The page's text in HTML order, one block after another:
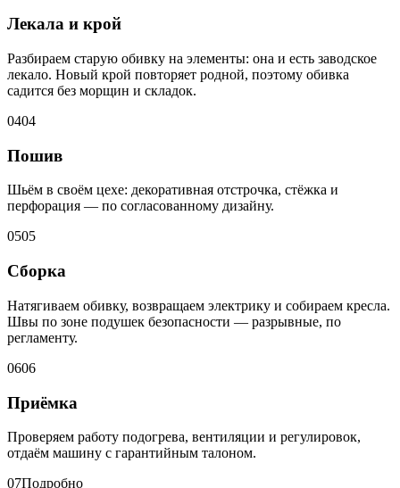
Лекала и крой
Разбираем старую обивку на элементы: она и есть заводское
лекало. Новый крой повторяет родной, поэтому обивка
садится без морщин и складок.
0404
Пошив
Шьём в своём цехе: декоративная отстрочка, стёжка и
перфорация — по согласованному дизайну.
0505
Сборка
Натягиваем обивку, возвращаем электрику и собираем кресла.
Швы по зоне подушек безопасности — разрывные, по
регламенту.
0606
Приёмка
Проверяем работу подогрева, вентиляции и регулировок,
отдаём машину с гарантийным талоном.
07Подробно